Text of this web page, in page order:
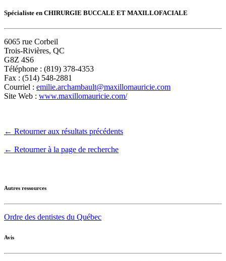
Spécialiste en CHIRURGIE BUCCALE ET MAXILLOFACIALE
6065 rue Corbeil
Trois-Rivières, QC
G8Z 4S6
Téléphone : (819) 378-4353
Fax : (514) 548-2881
Courriel : emilie.archambault@maxillomauricie.com
Site Web : www.maxillomauricie.com/
← Retourner aux résultats précédents
← Retourner à la page de recherche
Autres ressources
Ordre des dentistes du Québec
Avis